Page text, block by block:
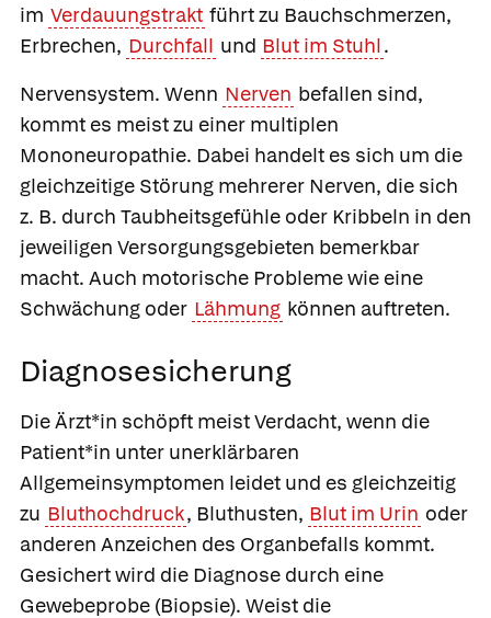
im Verdauungstrakt führt zu Bauchschmerzen,
Erbrechen, Durchfall und Blut im Stuhl.
Nervensystem. Wenn Nerven befallen sind,
kommt es meist zu einer multiplen
Mononeuropathie. Dabei handelt es sich um die
gleichzeitige Störung mehrerer Nerven, die sich
z. B. durch Taubheitsgefühle oder Kribbeln in den
jeweiligen Versorgungsgebieten bemerkbar
macht. Auch motorische Probleme wie eine
Schwächung oder Lähmung können auftreten.
Diagnosesicherung
Die Ärzt*in schöpft meist Verdacht, wenn die
Patient*in unter unerklärbaren
Allgemeinsymptomen leidet und es gleichzeitig
zu Bluthochdruck, Bluthusten, Blut im Urin oder
anderen Anzeichen des Organbefalls kommt.
Gesichert wird die Diagnose durch eine
Gewebeprobe (Biopsie). Weist die